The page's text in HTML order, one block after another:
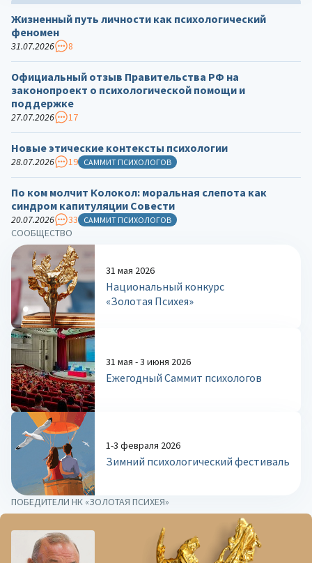
СООБЩЕСТВО
31 мая 2026
Национальный конкурс
«Золотая Психея»
31 мая - 3 июня 2026
Ежегодный Саммит психологов
1-3 февраля 2026
Зимний психологический фестиваль
Жизненный путь личности как психологический
феномен
31.07.2026 8
Официальный отзыв Правительства РФ на
законопроект о психологической помощи и
поддержке
27.07.2026 17
Новые этические контексты психологии
28.07.2026 19 САММИТ ПСИХОЛОГОВ
По ком молчит Колокол: моральная слепота как
синдром капитуляции Совести
20.07.2026 33 САММИТ ПСИХОЛОГОВ
ПОБЕДИТЕЛИ НК «ЗОЛОТАЯ ПСИХЕЯ»